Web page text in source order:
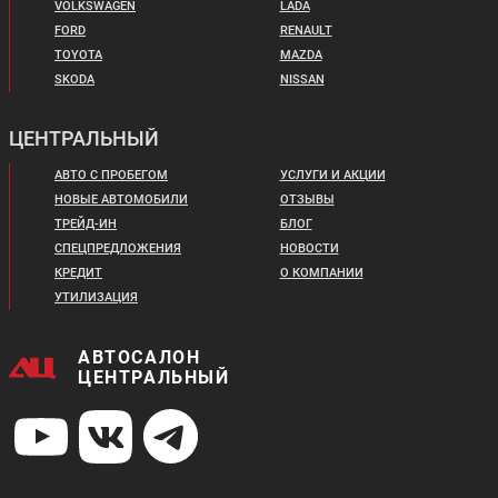
Цена от:
2 599 410 ₽
В кредит от:
35 466 ₽/мес.
В кредит от:
41 878 ₽/мес.
OPEL GRANDLAND X
Цена от:
1 493 410 ₽
SUZUKI SX4
VOLKSWAGEN
FORD
TOYOTA
SKODA
LADA
RENAULT
MAZDA
NISSAN
ЦЕНТРАЛЬНЫЙ
АВТО С ПРОБЕГОМ
НОВЫЕ АВТОМОБИЛИ
ТРЕЙД-ИН
СПЕЦПРЕДЛОЖЕНИЯ
КРЕДИТ
УТИЛИЗАЦИЯ
УСЛУГИ И АКЦИИ
ОТЗЫВЫ
БЛОГ
НОВОСТИ
О КОМПАНИИ
АВТОСАЛОН
ЦЕНТРАЛЬНЫЙ